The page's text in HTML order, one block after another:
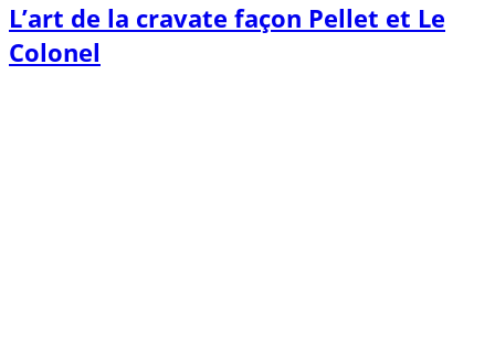
L’art de la cravate façon Pellet et Le
Colonel